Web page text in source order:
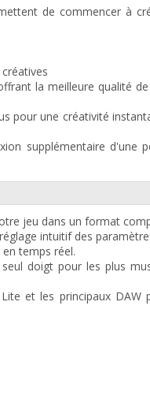
de commencer à
la meilleure qualité
pour une créativité
supplémentaire d'une
jeu dans un format
intuitif des
temps réel.
doigt pour les plus
et les principaux DAW